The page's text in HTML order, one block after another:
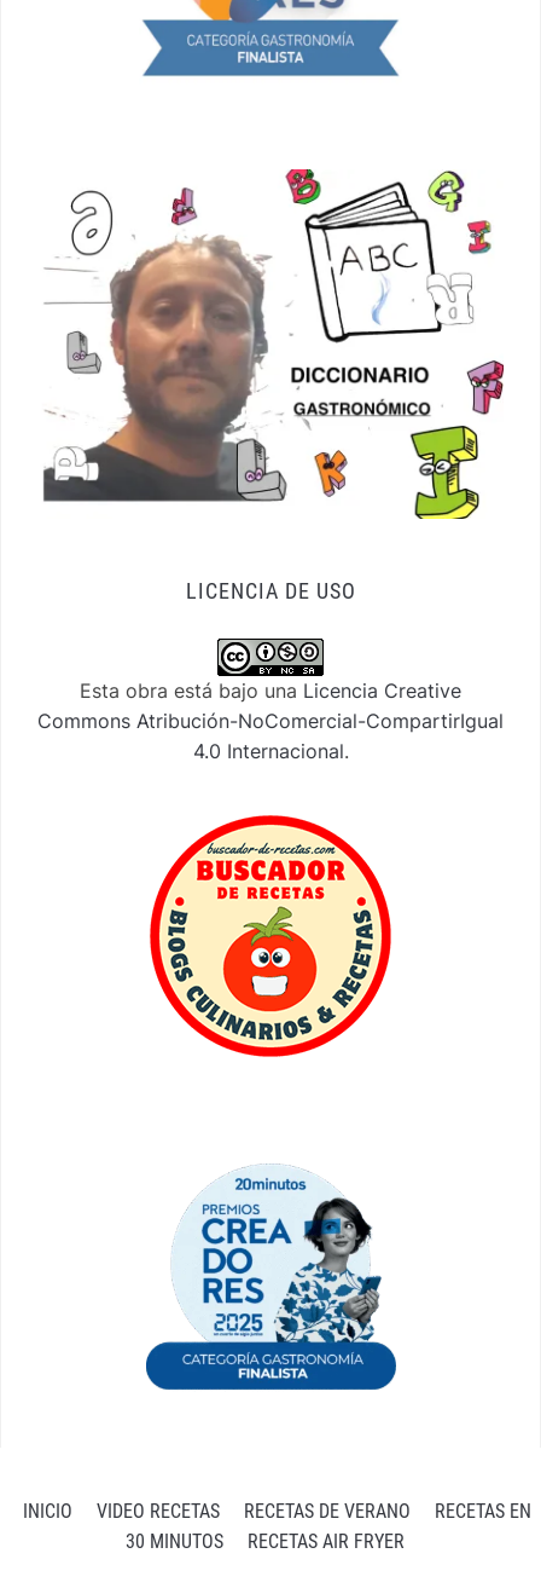
LICENCIA DE USO
Esta obra está bajo una Licencia Creative
Commons Atribución-NoComercial-CompartirIgual
4.0 Internacional.
INICIO VIDEO RECETAS RECETAS DE VERANO
RECETAS EN
30 MINUTOS
RECETAS AIR FRYER